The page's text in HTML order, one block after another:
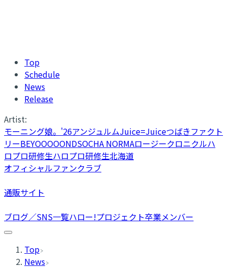
Top
Schedule
News
Release
Artist:
モーニング娘。'26アンジュルムJuice=Juiceつばきファクト
リーBEYOOOOONDSOCHA NORMAロージークロニクルハ
ロプロ研修生ハロプロ研修生北海道
オフィシャルファンクラブ
通販サイト
ブログ／SNS一覧ハロー!プロジェクト卒業メンバー
Top
News